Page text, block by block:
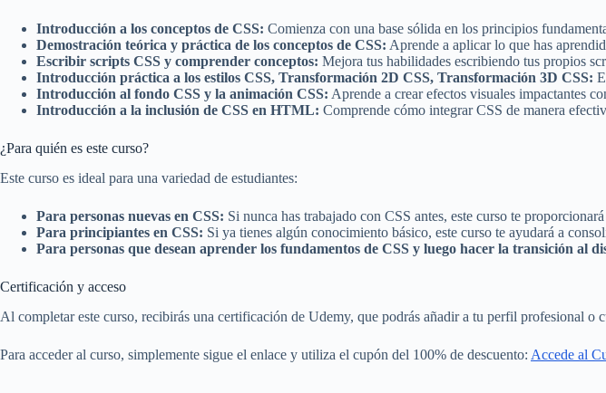
Introducción a los conceptos de CSS: Comienza con una base sólida en los principios
Demostración teórica y práctica de los conceptos de CSS: Aprende a aplicar lo que has
Escribir scripts CSS y comprender conceptos: Mejora tus habilidades escribiendo tus propios
Introducción práctica a los estilos CSS, Transformación 2D CSS, Transformación 3D CSS:
Introducción al fondo CSS y la animación CSS: Aprende a crear efectos visuales impactantes
Introducción a la inclusión de CSS en HTML: Comprende cómo integrar CSS de manera
¿Para quién es este curso?
Este curso es ideal para una variedad de estudiantes:
Para personas nuevas en CSS: Si nunca has trabajado con CSS antes, este curso te
Para principiantes en CSS: Si ya tienes algún conocimiento básico, este curso te ayudará a
Para personas que desean aprender los fundamentos de CSS y luego hacer la transición al
Certificación y acceso
Al completar este curso, recibirás una certificación de Udemy, que podrás añadir a tu perfil profesional o
Para acceder al curso, simplemente sigue el enlace y utiliza el cupón del 100% de descuento: Accede al